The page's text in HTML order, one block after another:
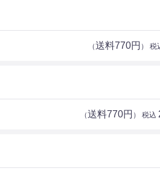
（送料770円 ） 税
（送料770円 ） 税込